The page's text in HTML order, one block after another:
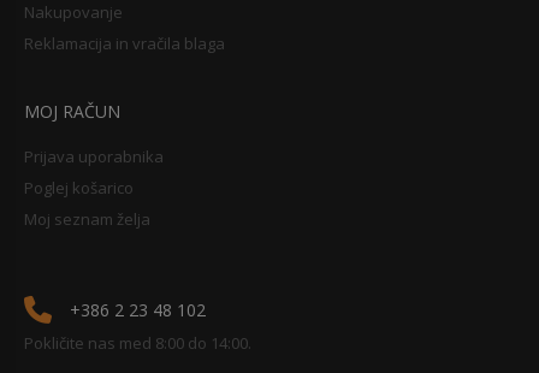
Nakupovanje
Reklamacija in vračila blaga
MOJ RAČUN
Prijava uporabnika
Poglej košarico
Moj seznam želja
+386 2 23 48 102
Pokličite nas med 8:00 do 14:00.